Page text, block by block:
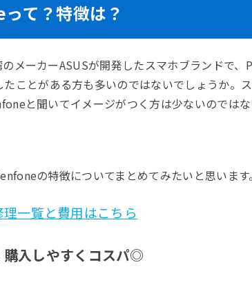
て？特徴は？
メーカーASUSが開発したスマホブランドで、
たことがある方も多いのではないでしょうか。
と聞いてイメージがつく方は少ないのではな
の特徴についてまとめてみたいと思います
一覧と費用はこちら
購入しやすくコスパ◎